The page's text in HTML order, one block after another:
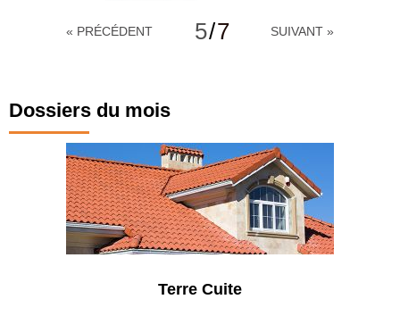
« PRÉCÉDENT 5/7 SUIVANT »
Dossiers du mois
Terre Cuite